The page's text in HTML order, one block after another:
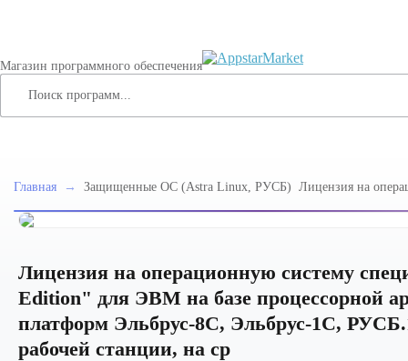
Магазин программного обеспечения
Главная → Защищенные ОС (Astra Linux, РУСБ) Лицензия на
Edition" для ЭВМ
станции, на ср
Лицензия на операционную систему
Edition" для ЭВМ на базе процессорной
платформ Эльбрус-8С, Эльбрус-1С,
рабочей станции, на ср